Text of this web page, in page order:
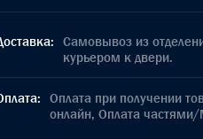
Самовывоз из
курьером к двери.
Оплата при получении
онлайн, Оплата